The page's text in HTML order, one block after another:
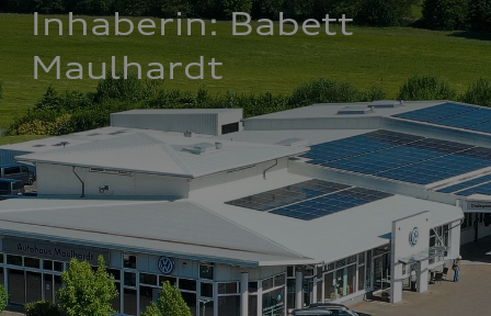
Inhaberin: Babett
Maulhardt